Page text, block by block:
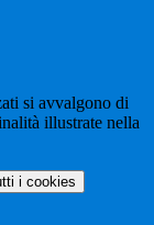
si avvalgono di
illustrate nella
i cookies